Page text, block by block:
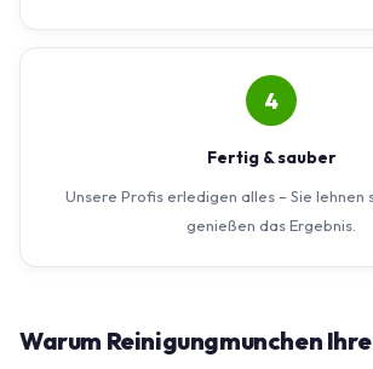
4
Fertig & sauber
Unsere Profis erledigen alles – Sie lehnen
genießen das Ergebnis.
Warum Reinigungmunchen